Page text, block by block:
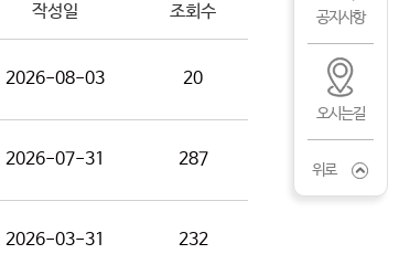
작성일 조회수
2026-08-03 20
2026-07-31 287
2026-03-31 232
공지사항
오시는길
위로